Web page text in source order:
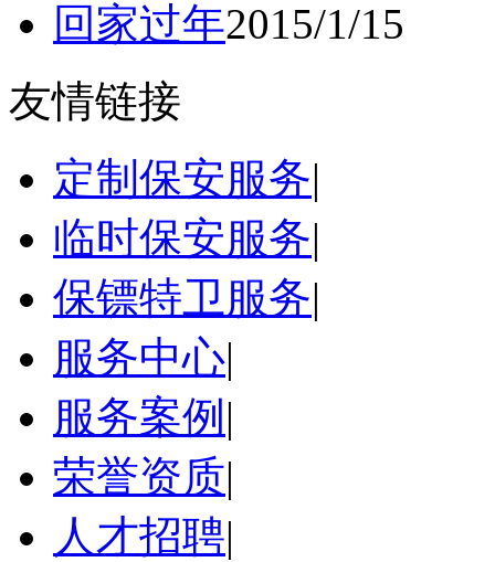
回家过年2015/1/15
友情链接
定制保安服务|
临时保安服务|
保镖特卫服务|
服务中心|
服务案例 |
荣誉资质|
人才招聘|